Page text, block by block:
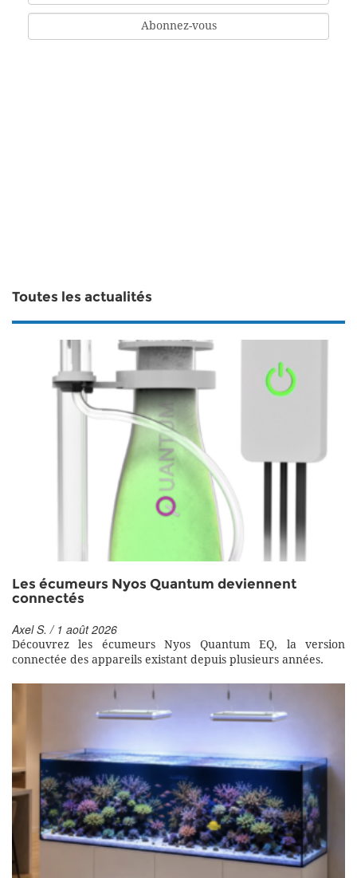
Toutes les actualités
Les écumeurs Nyos Quantum deviennent
connectés
Axel S. / 1 août 2026
Découvrez les écumeurs Nyos Quantum EQ, la version
connectée des appareils existant depuis plusieurs années.